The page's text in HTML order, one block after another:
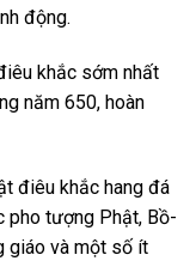
động.
khắc sớm nhất
năm 650, hoàn
điêu khắc hang đá
pho tượng Phật, Bồ-
giáo và một số ít